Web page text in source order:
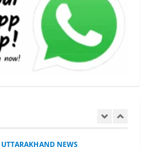
अल्पसंख्यक समाज के उत्थान के लिए
सरकार पूरी तरह प्रतिबद्ध, योजनाओं
का लाभ बिना किसी भेदभाव के अंतिम
व्यक्ति तक पहुंचेगा: मुख्यमंत्री धामी
August 2, 2026
UTTARAKHAND NEWS
UTTARAKHAND NEWS